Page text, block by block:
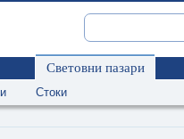
Световни пазари
Стоки